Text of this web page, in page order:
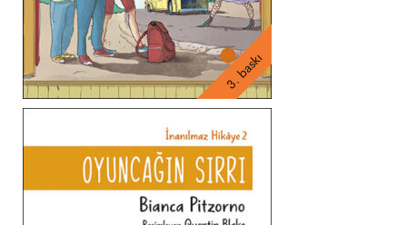
3. baskı